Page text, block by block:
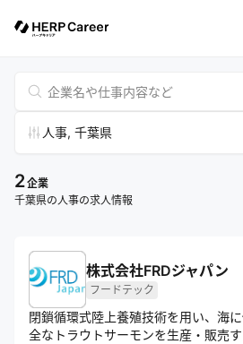
人事, 千葉県
2企業
千葉県の人事の求人情報
株式会社FRDジャパン
フードテック
閉鎖循環式陸上養殖技術を用い、海
全なトラウトサーモンを生産・販売す